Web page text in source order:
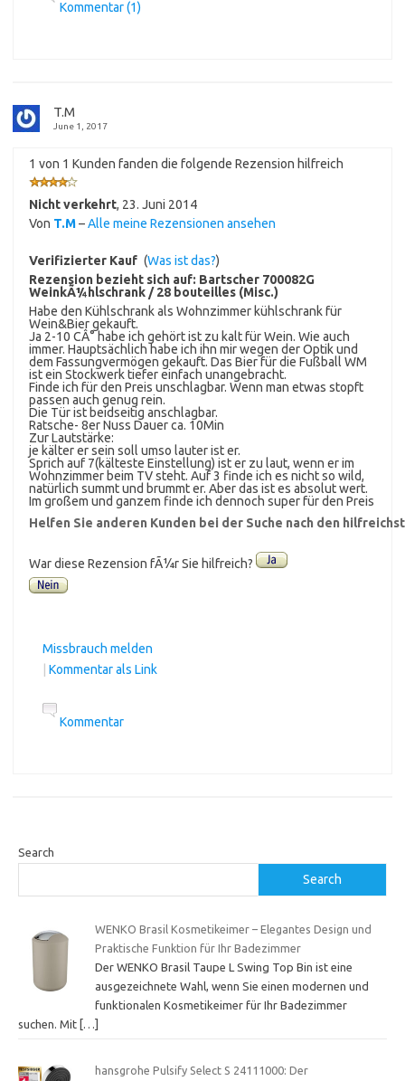
Kommentar (1)
T.M
June 1, 2017
1 von 1 Kunden fanden die folgende Rezension hilfreich
Nicht verkehrt, 23. Juni 2014
Von T.M–Alle meine Rezensionen ansehen
Verifizierter Kauf (Was ist das?)
Rezension bezieht sich auf: Bartscher 700082G
WeinkÃ¼hlschrank / 28 bouteilles (Misc.)
Habe den Kühlschrank als Wohnzimmer kühlschrank für
Wein&Bier gekauft.
Ja 2-10 CÂ° habe ich gehört ist zu kalt für Wein. Wie auch
immer. Hauptsächlich habe ich ihn mir wegen der Optik und
dem Fassungvermögen gekauft. Das Bier für die Fußball WM
ist ein Stockwerk tiefer einfach unangebracht.
Finde ich für den Preis unschlagbar. Wenn man etwas stopft
passen auch genug rein.
Die Tür ist beidseitig anschlagbar.
Ratsche- 8er Nuss Dauer ca. 10Min
Zur Lautstärke:
je kälter er sein soll umso lauter ist er.
Sprich auf 7(kälteste Einstellung) ist er zu laut, wenn er im
Wohnzimmer beim TV steht. Auf 3 finde ich es nicht so wild,
natürlich summt und brummt er. Aber das ist es absolut wert.
Im großem und ganzem finde ich dennoch super für den Preis
Helfen Sie anderen Kunden bei der Suche nach den
War diese Rezension fÃ¼r Sie hilfreich?
Missbrauch melden
Kommentar als Link
Kommentar
Search
Search
WENKO Brasil Kosmetikeimer – Elegantes Design und
Praktische Funktion für Ihr Badezimmer
Der WENKO Brasil Taupe L Swing Top Bin ist eine
ausgezeichnete Wahl, wenn Sie einen modernen und
funktionalen Kosmetikeimer für Ihr Badezimmer
suchen. Mit […]
hansgrohe Pulsify Select S 24111000: Der